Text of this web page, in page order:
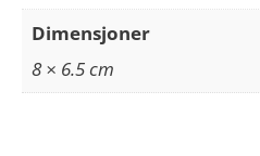
Dimensjoner
8 × 6.5 cm